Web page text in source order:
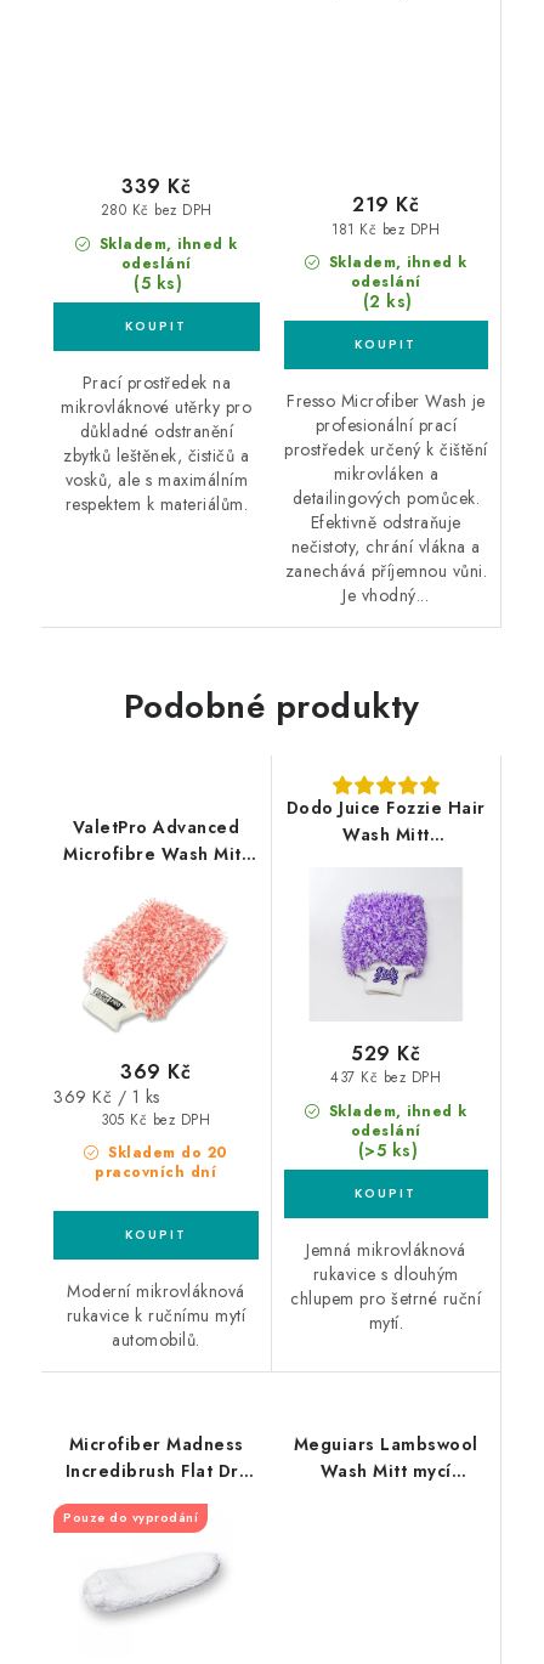
Skladem, ihned k
odeslání
(5 ks)
280 Kč bez DPH
339 Kč
Prací prostředek na
mikrovláknové utěrky pro
důkladné odstranění
zbytků leštěnek, čističů a
vosků, ale s maximálním
respektem k materiálům.
Skladem, ihned k
odeslání
(2 ks)
181 Kč bez DPH
219 Kč
Fresso Microfiber Wash je
profesionální prací
prostředek určený k čištění
mikrovláken a
detailingových pomůcek.
Efektivně odstraňuje
nečistoty, chrání vlákna a
zanechává příjemnou vůni.
Je vhodný...
Podobné produkty
ValetPro Advanced
Microfibre Wash Mitt
Skladem do 20
pracovních dní
305 Kč bez DPH
369 Kč
Měrná
369 Kč / 1 ks
Moderní mikrovláknová
rukavice k ručnímu mytí
automobilů.
Dodo Juice Fozzie Hair
Wash Mitt
mikrovláknová
rukavice
Skladem, ihned k
odeslání
(>5 ks)
437 Kč bez DPH
529 Kč
Jemná mikrovláknová
rukavice s dlouhým
chlupem pro šetrné ruční
mytí.
Microfiber Madness
Incredibrush Flat Dry
Cover náhradní návlek
kartáče
Pouze do vyprodání
Meguiars Lambswool
Wash Mitt mycí